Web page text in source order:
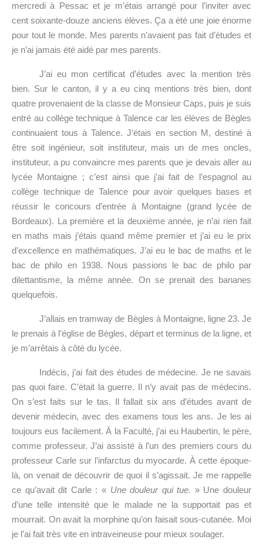
mercredi à Pessac et je m’étais arrangé pour l’inviter avec
cent soixante-douze anciens élèves. Ça a été une joie énorme
pour tout le monde. Mes parents n’avaient pas fait d’études et
je n’ai jamais été aidé par mes parents.
J’ai eu mon certificat d’études avec la mention très
bien. Sur le canton, il y a eu cinq mentions très bien, dont
quatre provenaient de la classe de Monsieur Caps, puis je suis
entré au collège technique à Talence car les élèves de Bègles
continuaient tous à Talence. J’étais en section M, destiné à
être soit ingénieur, soit instituteur, mais un de mes oncles,
instituteur, a pu convaincre mes parents que je devais aller au
lycée Montaigne ; c’est ainsi que j’ai fait de l’espagnol au
collège technique de Talence pour avoir quelques bases et
réussir le concours d’entrée à Montaigne (grand lycée de
Bordeaux). La première et la deuxième année, je n’ai rien fait
en maths mais j’étais quand même premier et j’ai eu le prix
d’excellence en mathématiques. J’ai eu le bac de maths et le
bac de philo en 1938. Nous passions le bac de philo par
dilettantisme, la même année. On se prenait des bananes
quelquefois.
J’allais en tramway de Bègles à Montaigne, ligne 23. Je
le prenais à l’église de Bègles, départ et terminus de la ligne, et
je m’arrêtais à côté du lycée.
Indécis, j’ai fait des études de médecine. Je ne savais
pas quoi faire. C’était la guerre. Il n’y avait pas de médecins.
On s’est faits sur le tas. Il fallait six ans d’études avant de
devenir médecin, avec des examens tous les ans. Je les ai
toujours eus facilement.À la Faculté, j’ai eu Haubertin, le père,
comme professeur. J’ai assisté à l’un des premiers cours du
professeur Carle sur l’infarctus du myocarde.À cette époque-
là, on venait de découvrir de quoi il s’agissait. Je me rappelle
ce qu’avait dit Carle : « Une douleur qui tue. » Une douleur
d’une telle intensité que le malade ne la supportait pas et
mourrait. On avait la morphine qu’on faisait sous-cutanée. Moi
je l’ai fait très vite en intraveineuse pour mieux soulager.